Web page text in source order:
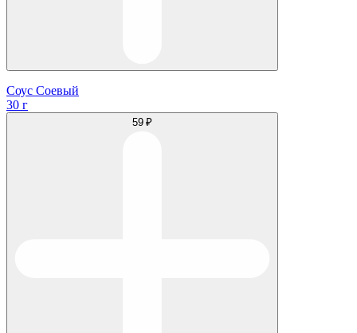
Соус Соевый
30 г
59 ₽